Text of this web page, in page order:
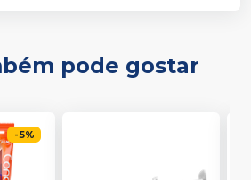
pode gostar
-5%